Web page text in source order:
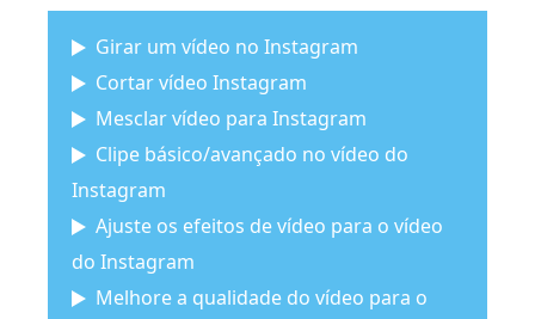
Girar um vídeo no Instagram
Cortar vídeo Instagram
Mesclar vídeo para Instagram
Clipe básico/avançado no vídeo do
Instagram
Ajuste os efeitos de vídeo para o vídeo
do Instagram
Melhore a qualidade do vídeo para o